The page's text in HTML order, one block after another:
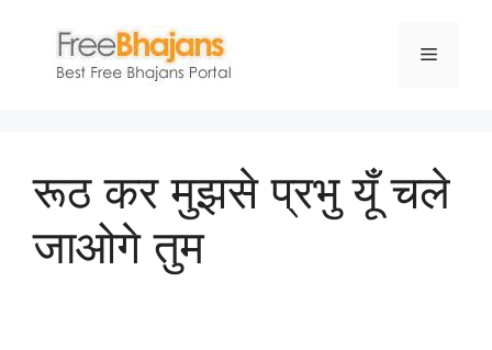
content
Menu
रूठ कर मुझसे प्रभु यूँ चले
जाओगे तुम